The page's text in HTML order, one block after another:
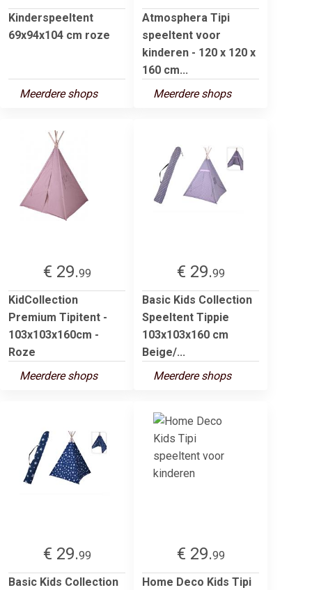
Kinderspeeltent
69x94x104 cm roze
Meerdere shops
Atmosphera Tipi
speeltent voor
kinderen - 120 x 120 x
160 cm...
Meerdere shops
€ 29.99
KidCollection
Premium Tipitent -
103x103x160cm -
Roze
Meerdere shops
€ 29.99
Basic Kids Collection
Speeltent Tippie
103x103x160 cm
Beige/...
Meerdere shops
€ 29.99
Basic Kids Collection
€ 29.99
Home Deco Kids Tipi